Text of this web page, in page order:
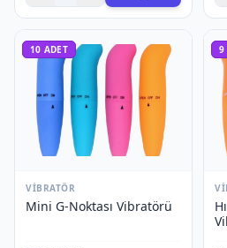
10 ADET
VIBRATÖR
Mini G-Noktası Vibratörü
9